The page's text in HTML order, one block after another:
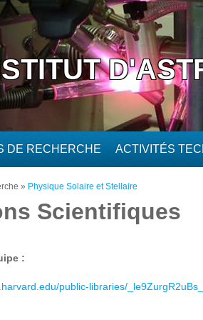
DE RECHERCHE ACTIVITÉS
» Physique Solaire et Stellaire
Scientifiques
:
public-libraries/